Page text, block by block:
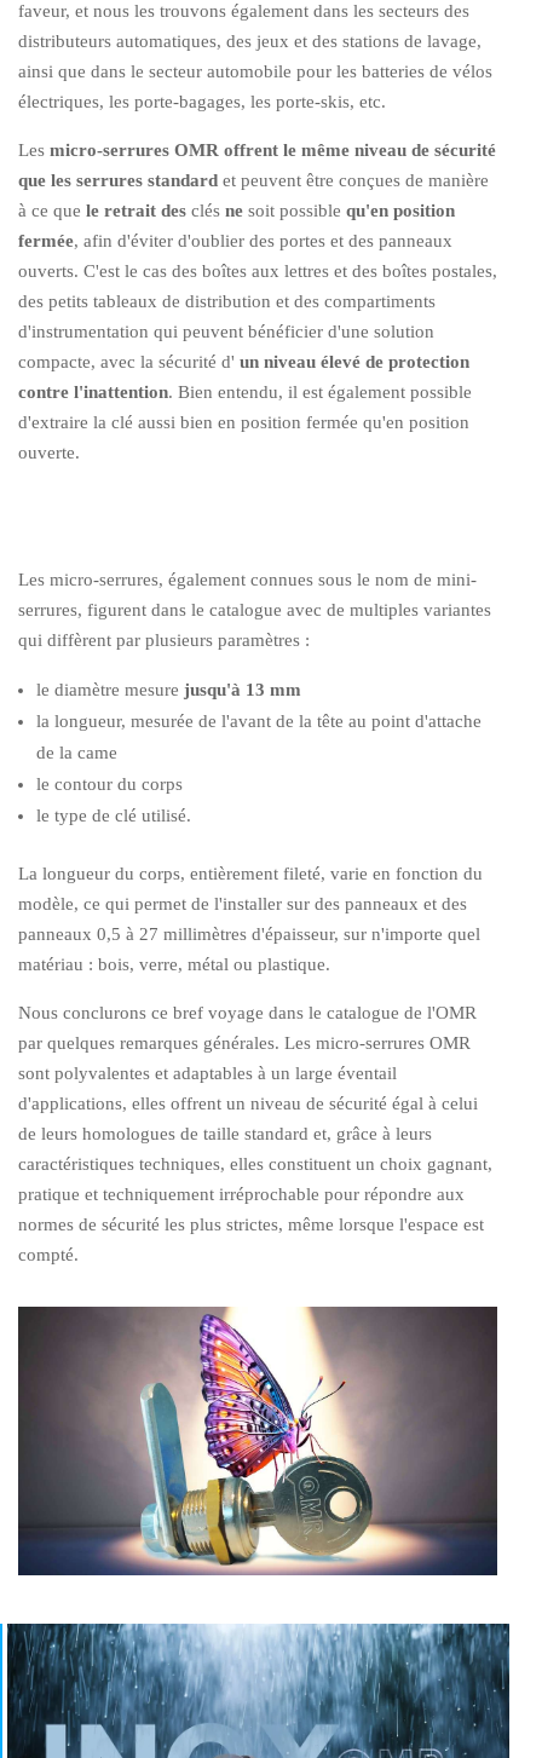
faveur, et nous les trouvons également dans les secteurs des
distributeurs automatiques, des jeux et des stations de lavage,
ainsi que dans le secteur automobile pour les batteries de vélos
électriques, les porte-bagages, les porte-skis, etc.
Les micro-serrures OMR offrent le même niveau de sécurité
que les serrures standardet peuvent être conçues de manière
à ce que le retrait desclés nesoit possible qu'en position
fermée, afin d'éviter d'oublier des portes et des panneaux
ouverts. C'est le cas des boîtes aux lettres et des boîtes postales,
des petits tableaux de distribution et des compartiments
d'instrumentation qui peuvent bénéficier d'une solution
compacte, avec la sécurité d' un niveau élevé de protection
contre l'inattention. Bien entendu, il est également possible
d'extraire la clé aussi bien en position fermée qu'en position
ouverte.
Les micro-serrures, également connues sous le nom de mini-
serrures, figurent dans le catalogue avec de multiples variantes
qui diffèrent par plusieurs paramètres :
le diamètre mesure jusqu'à 13 mm
la longueur, mesurée de l'avant de la tête au point d'attache
de la came
le contour du corps
le type de clé utilisé.
La longueur du corps, entièrement fileté, varie en fonction du
modèle, ce qui permet de l'installer sur des panneaux et des
panneaux 0,5 à 27 millimètres d'épaisseur, sur n'importe quel
matériau : bois, verre, métal ou plastique.
Nous conclurons ce bref voyage dans le catalogue de l'OMR
par quelques remarques générales. Les micro-serrures OMR
sont polyvalentes et adaptables à un large éventail
d'applications, elles offrent un niveau de sécurité égal à celui
de leurs homologues de taille standard et, grâce à leurs
caractéristiques techniques, elles constituent un choix gagnant,
pratique et techniquement irréprochable pour répondre aux
normes de sécurité les plus strictes, même lorsque l'espace est
compté.